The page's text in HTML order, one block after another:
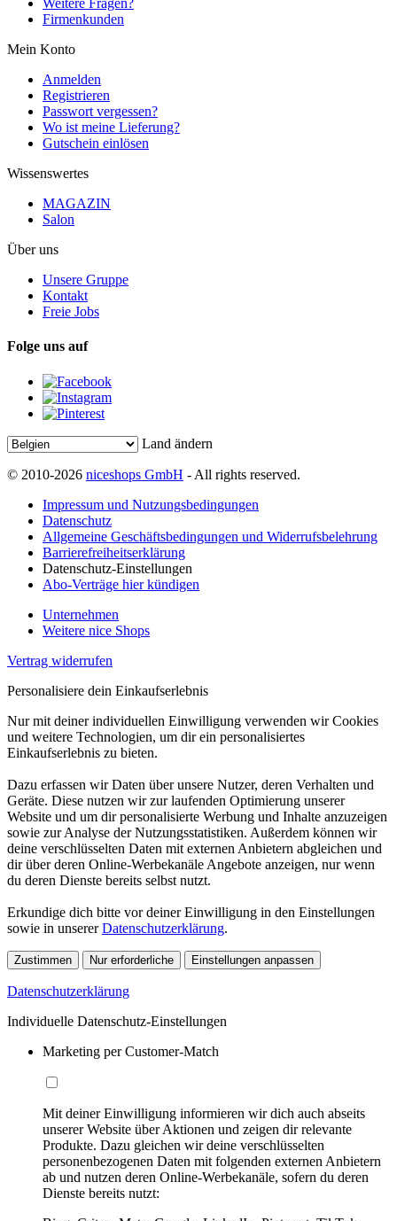
Weitere Fragen?
Firmenkunden
Mein Konto
Anmelden
Registrieren
Passwort vergessen?
Wo ist meine Lieferung?
Gutschein einlösen
Wissenswertes
MAGAZIN
Salon
Über uns
Unsere Gruppe
Kontakt
Freie Jobs
Folge uns auf
Land ändern
© 2010-2026 niceshops GmbH - All rights reserved.
Impressum und Nutzungsbedingungen
Datenschutz
Allgemeine Geschäftsbedingungen und Widerrufsbelehrung
Barrierefreiheitserklärung
Datenschutz-Einstellungen
Abo-Verträge hier kündigen
Unternehmen
Weitere nice Shops
Vertrag widerrufen
Personalisiere dein Einkaufserlebnis
Nur mit deiner individuellen Einwilligung verwenden wir Cookies
und weitere Technologien, um dir ein personalisiertes
Einkaufserlebnis zu bieten.
Dazu erfassen wir Daten über unsere Nutzer, deren Verhalten und
Geräte. Diese nutzen wir zur laufenden Optimierung unserer
Website und um dir personalisierte Werbung und Inhalte anzuzeigen
sowie zur Analyse der Nutzungsstatistiken. Außerdem können wir
deine verschlüsselten Daten mit externen Anbietern abgleichen und
dir über deren Online-Werbekanäle Angebote anzeigen, nur wenn
du deren Dienste bereits selbst nutzt.
Erkundige dich bitte vor deiner Einwilligung in den Einstellungen
sowie in unsererDatenschutzerklärung.
Zustimmen Nur erforderliche Einstellungen anpassen
Datenschutzerklärung
Individuelle Datenschutz-Einstellungen
Marketing per Customer-Match
Mit deiner Einwilligung informieren wir dich auch abseits
unserer Website über Aktionen und zeigen dir relevante
Produkte. Dazu gleichen wir deine verschlüsselten
personenbezogenen Daten mit folgenden externen Anbietern
ab und nutzen deren Online-Werbekanäle, sofern du deren
Dienste bereits nutzt: